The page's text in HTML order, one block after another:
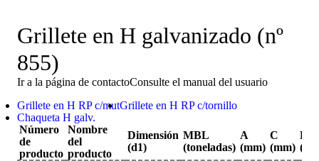
Grillete en H galvanizado (nº
855)
Ir a la página de contactoConsulte el manual del usuario
Grillete en H RP c/mutGrillete en H RP c/tornillo
Chaqueta H galv.
Número
de
producto
Nombre
del
producto
Dimensión
(d1)
MBL
(toneladas)
A
(mm)
C
(mm)
E